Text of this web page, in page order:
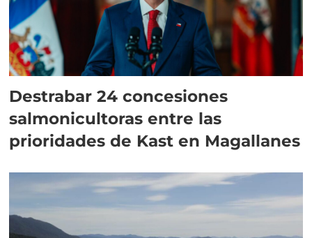
Destrabar 24 concesiones
salmonicultoras entre las
prioridades de Kast en Magallanes